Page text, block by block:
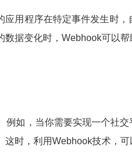
应用程序在特定事件发生时
据变化时，Webhook可以帮
如，当你需要实现一个社
时，利用Webhook技术，